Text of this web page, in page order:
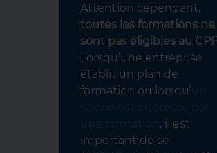
Attention cependant,
toutes les formations ne
sont pas éligibles au CPF
Lorsqu’une entreprise
établit un plan de
formation ou lorsqu’
, il est
important de se